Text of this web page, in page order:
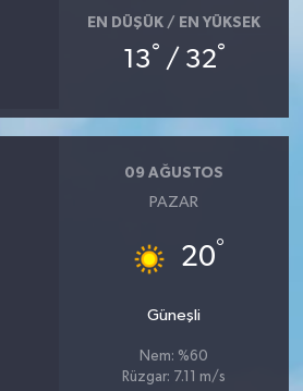
EN DÜŞÜK / EN YÜKSEK
13° / 32°
09 AĞUSTOS
PAZAR
20°
Güneşli
Nem: %60
Rüzgar: 7.11 m/s